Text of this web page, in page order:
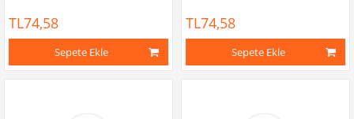
TL74,58
Sepete Ekle
TL74,58
Sepete Ekle